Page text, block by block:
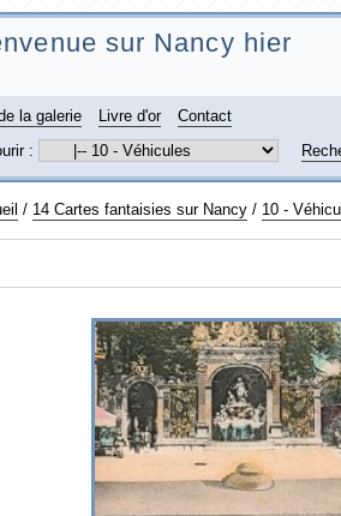
sur Nancy hier
la galerie Livre d'or
Contact
:
/ 14 Cartes fantaisies sur Nancy / 10 -